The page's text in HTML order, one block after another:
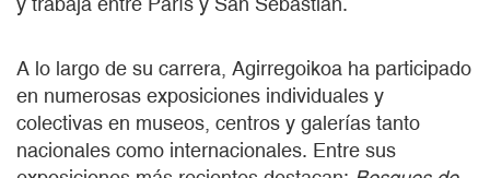
A lo largo de su carrera, Agirregoikoa ha participado
en numerosas exposiciones individuales y
colectivas en museos, centros y galerías tanto
nacionales como internacionales. Entre sus